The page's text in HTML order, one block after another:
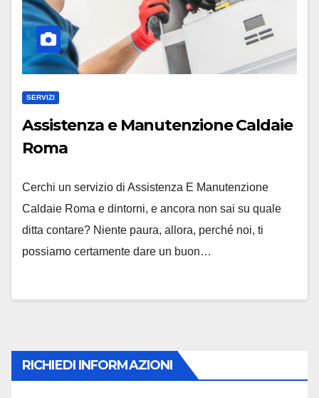
SERVIZI
Assistenza e Manutenzione Caldaie
Roma
Cerchi un servizio di Assistenza E Manutenzione
Caldaie Roma e dintorni, e ancora non sai su quale
ditta contare? Niente paura, allora, perché noi, ti
possiamo certamente dare un buon…
RICHIEDI INFORMAZIONI